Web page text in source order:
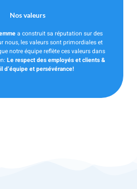
Nos valeurs
a construit sa réputation sur des
nous, les valeurs sont primordiales et
notre équipe reflète ces valeurs dans
Le respect des employés et clients &
d’équipe et persévérance!